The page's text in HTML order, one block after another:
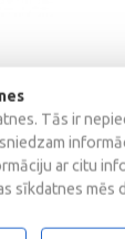
Tās ir
ar citu
sīkdatnes mēs